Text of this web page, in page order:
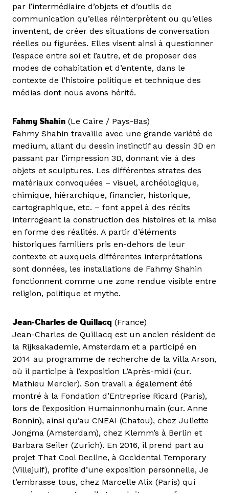
par l’intermédiaire d’objets et d’outils de
communication qu’elles réinterprètent ou qu’elles
inventent, de créer des situations de conversation
réelles ou figurées. Elles visent ainsi à questionner
l’espace entre soi et l’autre, et de proposer des
modes de cohabitation et d’entente, dans le
contexte de l’histoire politique et technique des
médias dont nous avons hérité.
Fahmy Shahin (Le Caire / Pays-Bas)
Fahmy Shahin travaille avec une grande variété de
medium, allant du dessin instinctif au dessin 3D en
passant par l’impression 3D, donnant vie à des
objets et sculptures. Les différentes strates des
matériaux convoquées – visuel, archéologique,
chimique, hiérarchique, financier, historique,
cartographique, etc. – font appel à des récits
interrogeant la construction des histoires et la mise
en forme des réalités. A partir d’éléments
historiques familiers pris en-dehors de leur
contexte et auxquels différentes interprétations
sont données, les installations de Fahmy Shahin
fonctionnent comme une zone rendue visible entre
religion, politique et mythe.
Jean-Charles de Quillacq (France)
Jean-Charles de Quillacq est un ancien résident de
la Rijksakademie, Amsterdam et a participé en
2014 au programme de recherche de la Villa Arson,
où il participe à l’exposition L’Après-midi (cur.
Mathieu Mercier). Son travail a également été
montré à la Fondation d’Entreprise Ricard (Paris),
lors de l’exposition Humainnonhumain (cur. Anne
Bonnin), ainsi qu’au CNEAI (Chatou), chez Juliette
Jongma (Amsterdam), chez Klemm’s à Berlin et
Barbara Seiler (Zurich). En 2016, il prend part au
projet That Cool Decline, à Occidental Temporary
(Villejuif), profite d’une exposition personnelle, Je
t’embrasse tous, chez Marcelle Alix (Paris) qui